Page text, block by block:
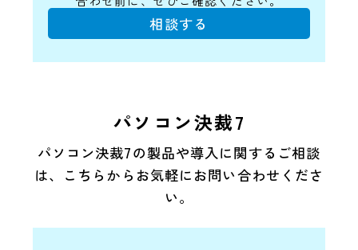
相談する
パソコン決裁7
パソコン決裁7の製品や導入に関するご相談
は、 こちらからお気軽にお問い合わせくださ
い。